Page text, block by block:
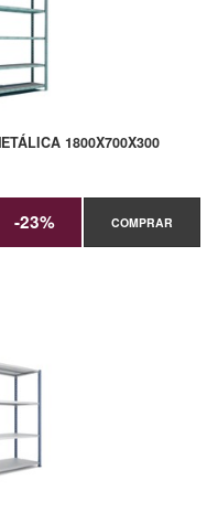
1800X700X300
-23% COMPRAR